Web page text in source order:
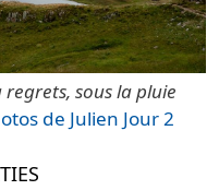
regrets, sous la pluie
de Julien Jour 2